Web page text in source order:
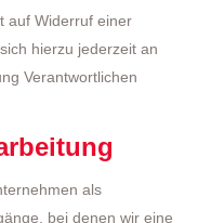
auf Widerruf einer
hierzu jederzeit an
Verantwortlichen
als
bei denen wir eine